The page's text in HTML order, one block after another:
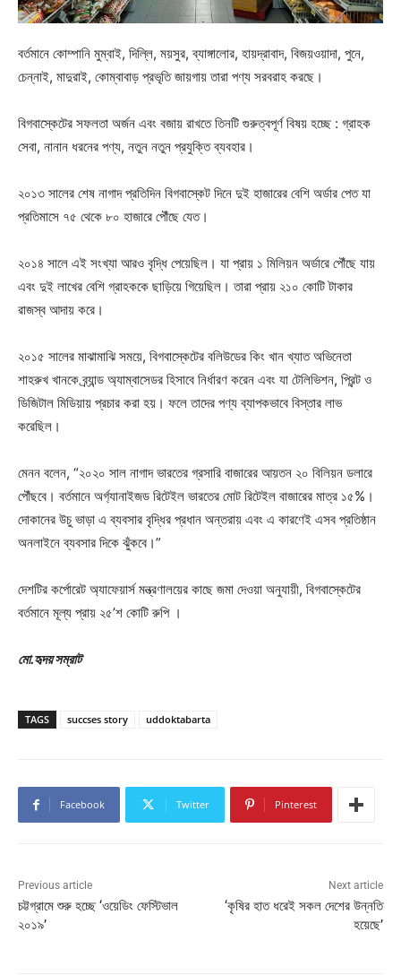
বর্তমানে কোম্পানি মুম্বাই, দিল্লি, ময়সুর, ব্যাঙ্গালোর, হায়দ্রাবাদ, বিজয়ওয়াদা, পুনে,
চেন্নাই, মাদুরাই, কোম্বাবাড় প্রভৃতি জায়গায় তারা পণ্য সরবরাহ করছে।
বিগবাস্কেটের সফলতা অর্জন এবং বজায় রাখতে তিনটি গুরুত্বপূর্ণ বিষয় হচ্ছে : গ্রাহক
সেবা, নানান ধরনের পণ্য, নতুন নতুন প্রযুক্তি ব্যবহার।
২০১৩ সালের শেষ নাগাদ প্রতিদিন বিগবাস্কেট দিনে দুই হাজারের বেশি অর্ডার পেত যা
প্রতিমাসে ৭৫ থেকে ৮০ হাজারে পৌঁছে যেত।
২০১৪ সালে এই সংখ্যা আরও বৃদ্ধি পেয়েছিল। যা প্রায় ১ মিলিয়ন অর্ডারে পৌঁছে যায়
এবং দুই লাখের বেশি গ্রাহককে ছাড়িয়ে গিয়েছিল। তারা প্রায় ২১০ কোটি টাকার
রাজস্ব আদায় করে।
২০১৫ সালের মাঝামাঝি সময়ে, বিগবাস্কেটের বলিউডের কিং খান খ্যাত অভিনেতা
শাহরুখ খানকে ব্র্যান্ড অ্যাম্বাসেডর হিসাবে নির্ধারণ করেন এবং যা টেলিভিশন, প্রিন্ট ও
ডিজিটাল মিডিয়ায় প্রচার করা হয়। ফলে তাদের পণ্য ব্যাপকভাবে বিস্তার লাভ
করেছিল।
মেনন বলেন, “২০২০ সাল নাগাদ ভারতের গ্রসারি বাজারের আয়তন ২০ বিলিয়ন ডলারে
পৌঁছবে। বর্তমানে অর্গ্যানাইজড রিটেইল ভারতের মোট রিটেইল বাজারের মাত্র ১৫%।
দোকানের উচু ভাড়া এ ব্যবসার বৃদ্ধির প্রধান অন্তরায় এবং এ কারণেই এসব প্রতিষ্ঠান
অনলাইনে ব্যবসার দিকে ঝুঁকবে।”
দেশটির কর্পোরেট অ্যাফেয়ার্স মন্ত্রণালয়ের কাছে জমা দেওয়া অনুযায়ী, বিগবাস্কেটের
বর্তমানে মূল্য প্রায় ২৫’শ কোটি রুপি ।
মো.হৃদয় সম্রাট
TAGS succses story uddoktabarta
Facebook Twitter Pinterest
Previous article
চট্টগ্রামে শুরু হচ্ছে ‘ওয়েডিং ফেস্টিভাল
২০১৯’
Next article
‘কৃষির হাত ধরেই সকল দেশের উন্নতি
হয়েছে’